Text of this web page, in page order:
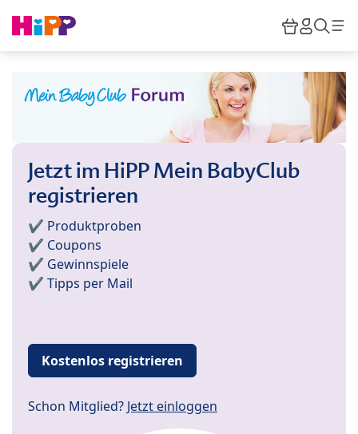
HiPP
Jetzt im HiPP Mein BabyClub
registrieren
✔️ Produktproben
✔️ Coupons
✔️ Gewinnspiele
✔️ Tipps per Mail
Kostenlos registrieren
Schon Mitglied? Jetzt einloggen